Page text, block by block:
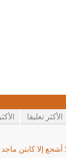
الأكثر تعليقا
إلا كابتن ماجد